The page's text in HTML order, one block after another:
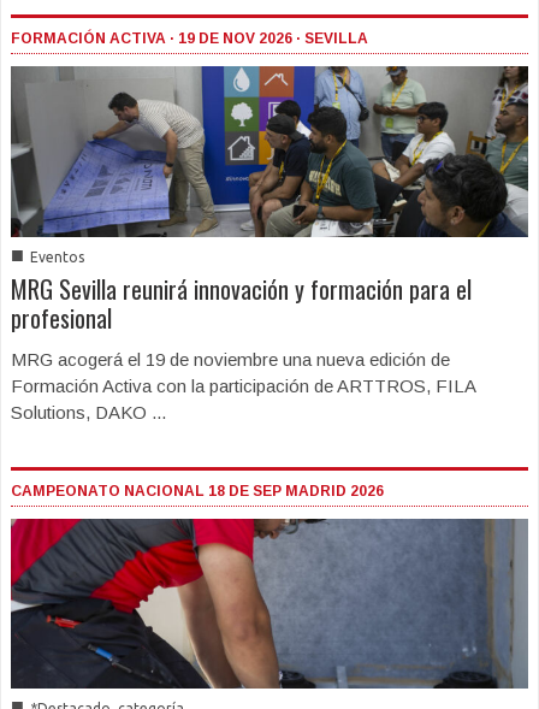
FORMACIÓN ACTIVA · 19 DE NOV 2026 · SEVILLA
■ Eventos
MRG Sevilla reunirá innovación y formación para el
profesional
MRG acogerá el 19 de noviembre una nueva edición de
Formación Activa con la participación de ARTTROS, FILA
Solutions, DAKO ...
CAMPEONATO NACIONAL 18 DE SEP MADRID 2026